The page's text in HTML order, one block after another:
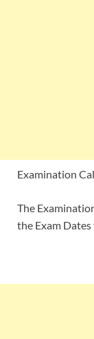
Examination
The
the Exam